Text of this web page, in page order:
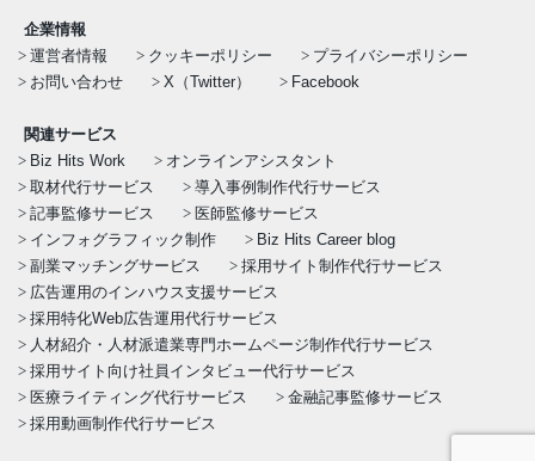
企業情報
運営者情報
クッキーポリシー
プライバシーポリシー
お問い合わせ
X（Twitter） Facebook
関連サービス
Biz Hits Work
オンラインアシスタント
取材代行サービス
導入事例制作代行サービス
記事監修サービス
医師監修サービス
インフォグラフィック制作
Biz Hits Career blog
副業マッチングサービス
採用サイト制作代行サービス
広告運用のインハウス支援サービス
採用特化Web広告運用代行サービス
人材紹介・人材派遣業専門ホームページ制作代行サービス
採用サイト向け社員インタビュー代行サービス
医療ライティング代行サービス
金融記事監修サービス
採用動画制作代行サービス